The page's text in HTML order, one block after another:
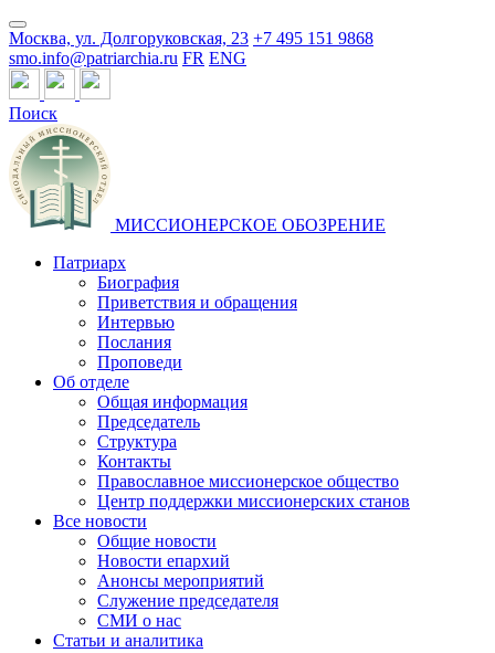
Москва, ул. Долгоруковская, 23 +7 495 151 9868
smo.info@patriarchia.ru FR ENG
Поиск
МИССИОНЕРСКОЕ ОБОЗРЕНИЕ
Патриарх
Биография
Приветствия и обращения
Интервью
Послания
Проповеди
Об отделе
Общая информация
Председатель
Структура
Контакты
Православное миссионерское общество
Центр поддержки миссионерских станов
Все новости
Общие новости
Новости епархий
Анонсы мероприятий
Служение председателя
СМИ о нас
Статьи и аналитика